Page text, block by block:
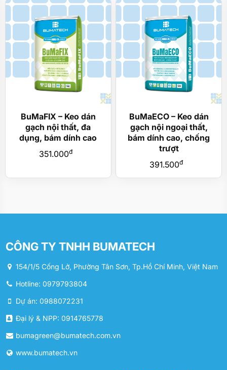
BuMaFIX – Keo dán
gạch nội thất, đa
dụng, bám dính cao
351.000đ
BuMaECO – Keo dán
gạch nội ngoại thất,
bám dính cao, chống
trượt
391.500đ
CÔNG TY TNHH BUMATECH
154/1/5 Cống Lở, Phường Tân Sơn, Tp.Hồ Chí Minh, Việt Nam
Hotline: 0979793804
Dự án: 0988072231
Đại lý & NPP: 0914765778
bumagreen@bumatech.com.vn
www.bumatech.vn